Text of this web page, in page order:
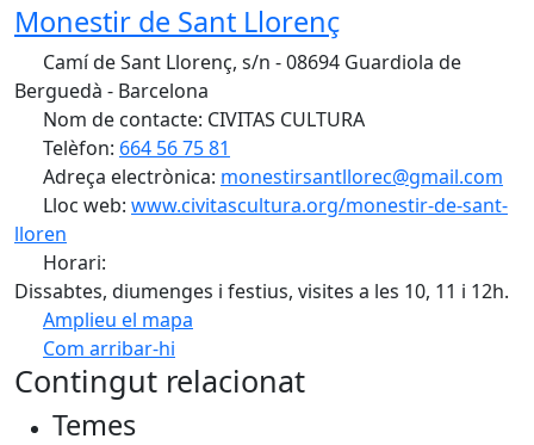
Monestir de Sant Llorenç
Camí de Sant Llorenç, s/n - 08694 Guardiola de
Berguedà - Barcelona
Nom de contacte: CIVITAS CULTURA
Telèfon: 664 56 75 81
Adreça electrònica: monestirsantllorec@gmail.com
Lloc web: www.civitascultura.org/monestir-de-sant-
lloren
Horari:
Dissabtes, diumenges i festius, visites a les 10, 11 i 12h.
Amplieu el mapa
Com arribar-hi
+
Contingut relacionat
Temes